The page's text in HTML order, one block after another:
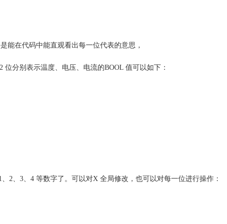
能在代码中能直观看出每一位代表的意思，
分别表示温度、电压、电流的BOOL 值可以如下：
2、3、4 等数字了。可以对X 全局修改，也可以对每一位进行操作：